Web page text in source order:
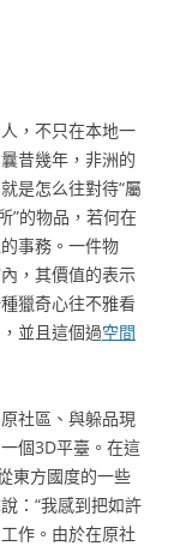
，不只在本地一
昔幾年，非洲的
是怎么往對待“屬
”的物品，若何在
事務。一件物
，其價值的表示
獵奇心往不雅看
並且這個過空間
社區、與躲品現
個3D平臺。在這
東方國度的一些
：“我感到把如許
作。由於在原社